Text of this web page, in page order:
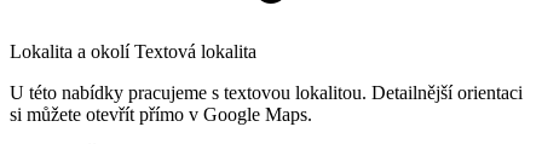
Lokalita a okolí Textová lokalita
U této nabídky pracujeme s textovou lokalitou. Detailnější orientaci
si můžete otevřít přímo v Google Maps.